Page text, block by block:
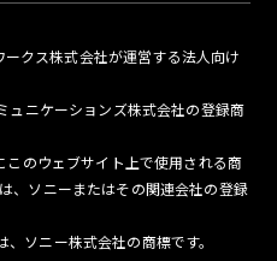
ークス株式会社が運営する法人向け
ュニケーションズ株式会社の登録商
このウェブサイト上で使用される商
、ソニーまたはその関連会社の登録
、ソニー株式会社の商標です。